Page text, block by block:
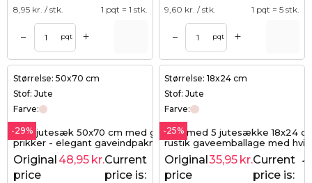
8,95 kr. / stk. 1 pqt = 1 stk.
– pqt +
9,60 kr. / stk. 1 pqt = 5 stk.
– pqt +
Størrelse: 50x70 cm
Stof: Jute
Farve:
-29%
Stor jutesæk 50x70 cm med gyldne
prikker - elegant gaveindpakning
med wow-effekt
68,59 kr.
Original
price
48,95 kr.Current
price is:
Størrelse: 18x24 cm
Stof: Jute
Farve:
-25%
Sæt med 5 jutesække 18x24
rustik gaveemballage med
prikker
Original
price
35,95 kr.Current
price is: